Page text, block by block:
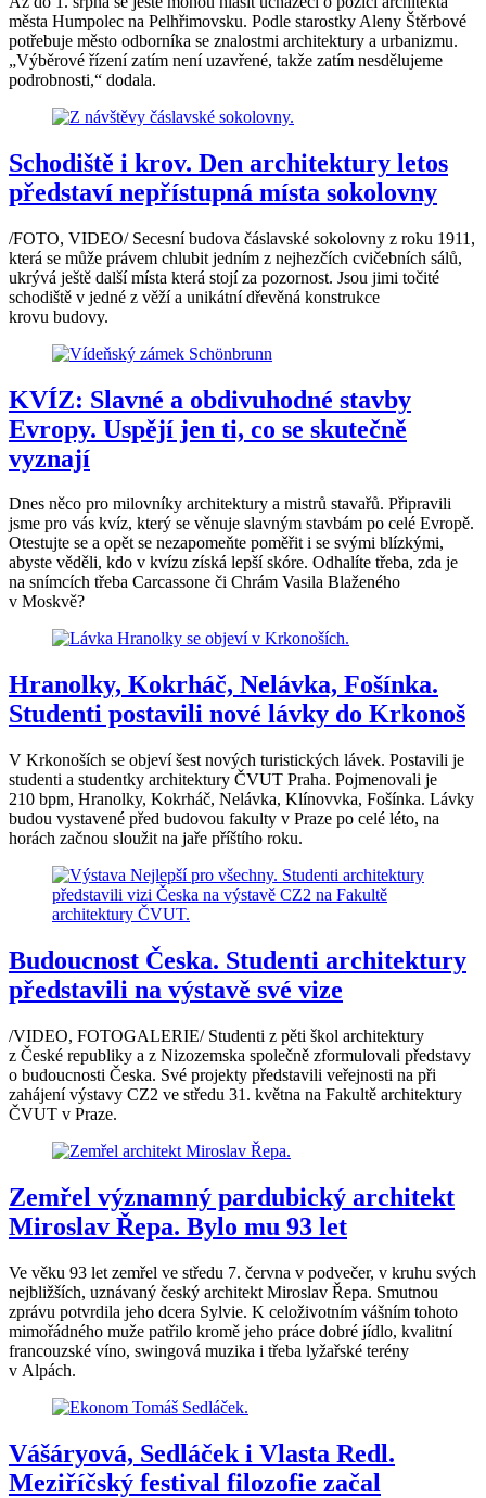
města Humpolec na Pelhřimovsku. Podle starostky Aleny Štěrbové
potřebuje město odborníka se znalostmi architektury a urbanizmu.
„Výběrové řízení zatím není uzavřené, takže zatím nesdělujeme
podrobnosti,“ dodala.
Schodiště i krov. Den architektury letos
představí nepřístupná místa sokolovny
/FOTO, VIDEO/ Secesní budova čáslavské sokolovny z roku 1911,
která se může právem chlubit jedním z nejhezčích cvičebních sálů,
ukrývá ještě další místa která stojí za pozornost. Jsou jimi točité
schodiště v jedné z věží a unikátní dřevěná konstrukce
krovu budovy.
KVÍZ: Slavné a obdivuhodné stavby
Evropy. Uspějí jen ti, co se skutečně
vyznají
Dnes něco pro milovníky architektury a mistrů stavařů. Připravili
jsme pro vás kvíz, který se věnuje slavným stavbám po celé Evropě.
Otestujte se a opět se nezapomeňte poměřit i se svými blízkými,
abyste věděli, kdo v kvízu získá lepší skóre. Odhalíte třeba, zda je
na snímcích třeba Carcassone či Chrám Vasila Blaženého
v Moskvě?
Hranolky, Kokrháč, Nelávka, Fošínka.
Studenti postavili nové lávky do Krkonoš
V Krkonoších se objeví šest nových turistických lávek. Postavili je
studenti a studentky architektury ČVUT Praha. Pojmenovali je
210 bpm, Hranolky, Kokrháč, Nelávka, Klínovvka, Fošínka. Lávky
budou vystavené před budovou fakulty v Praze po celé léto, na
horách začnou sloužit na jaře příštího roku.
Budoucnost Česka. Studenti architektury
představili na výstavě své vize
/VIDEO, FOTOGALERIE/ Studenti z pěti škol architektury
z České republiky a z Nizozemska společně zformulovali představy
o budoucnosti Česka. Své projekty představili veřejnosti na při
zahájení výstavy CZ2 ve středu 31. května na Fakultě architektury
ČVUT v Praze.
Zemřel významný pardubický architekt
Miroslav Řepa. Bylo mu 93 let
Ve věku 93 let zemřel ve středu 7. června v podvečer, v kruhu svých
nejbližších, uznávaný český architekt Miroslav Řepa. Smutnou
zprávu potvrdila jeho dcera Sylvie. K celoživotním vášním tohoto
mimořádného muže patřilo kromě jeho práce dobré jídlo, kvalitní
francouzské víno, swingová muzika i třeba lyžařské terény
v Alpách.
Vášáryová, Sedláček i Vlasta Redl.
Meziříčský festival filozofie začal